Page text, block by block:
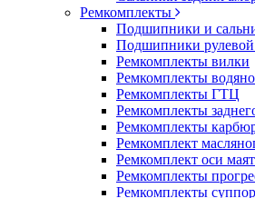
Ремкомплекты
Подшипники и
Подшипники рулевой
Ремкомплекты вилки
Ремкомплекты
Ремкомплекты ГТЦ
Ремкомплекты
Ремкомплекты
Ремкомплект
Ремкомплект оси
Ремкомплекты
Ремкомплекты